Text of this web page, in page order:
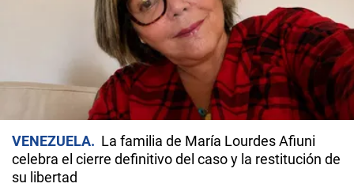
VENEZUELA
La familia de María Lourdes Afiuni
celebra el cierre definitivo del caso y la restitución de
su libertad